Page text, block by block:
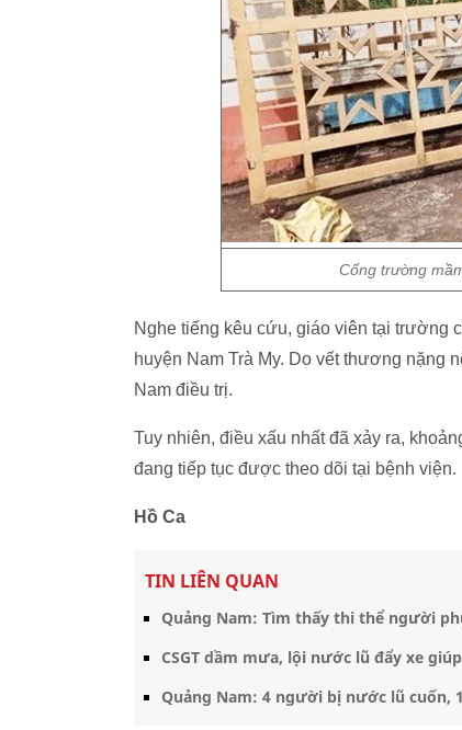
Cổng trường
Nghe tiếng kêu cứu, giáo viên tại trường
huyện Nam Trà My. Do vết thương nặng
Nam điều trị.
Tuy nhiên, điều xấu nhất đã xảy ra,
đang tiếp tục được theo dõi tại bệnh viện.
Hồ Ca
TIN LIÊN QUAN
Quảng Nam: Tìm thấy thi thể người
CSGT dầm mưa, lội nước lũ đẩy xe
Quảng Nam: 4 người bị nước lũ cuốn,